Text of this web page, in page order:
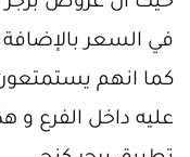
في السعر
كما انهم
عليه داخل الفرع